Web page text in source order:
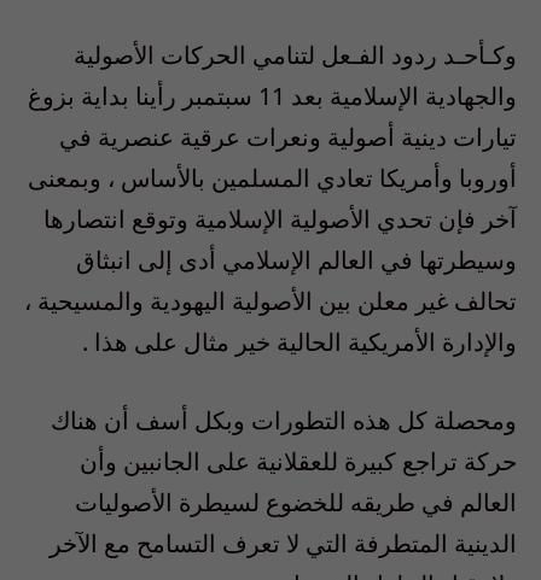
وكـأحـد ردود الفـعل لتنامي الحركات الأصولية
والجهادية الإسلامية بعد 11 سبتمبر رأينا بداية بزوغ
تيارات دينية أصولية ونعرات عرقية عنصرية في
أوروبا وأمريكا تعادي المسلمين بالأساس ، وبمعنى
آخر فإن تحدي الأصولية الإسلامية وتوقع انتصارها
وسيطرتها في العالم الإسلامي أدى إلى انبثاق
تحالف غير معلن بين الأصولية اليهودية والمسيحية ،
والإدارة الأمريكية الحالية خير مثال على هذا .
ومحصلة كل هذه التطورات وبكل أسف أن هناك
حركة تراجع كبيرة للعقلانية على الجانبين وأن
العالم في طريقه للخضوع لسيطرة الأصوليات
الدينية المتطرفة التي لا تعرف التسامح مع الآخر